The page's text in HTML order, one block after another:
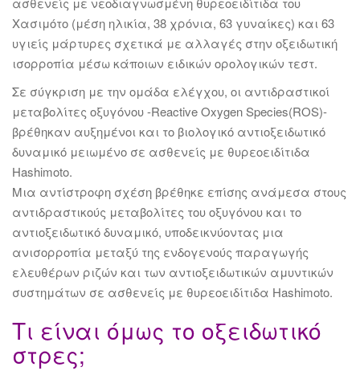
Χασιμότο (μέση ηλικία, 38 χρόνια, 63 γυναίκες) και 63
υγιείς μάρτυρες σχετικά με αλλαγές στην οξειδωτική
ισορροπία μέσω κάποιων ειδικών ορολογικών τεστ.
Σε σύγκριση με την ομάδα ελέγχου, οι αντιδραστικοί
μεταβολίτες οξυγόνου -Reactive Oxygen Species(ROS)-
βρέθηκαν αυξημένοι και το βιολογικό αντιοξειδωτικό
δυναμικό μειωμένο σε ασθενείς με θυρεοειδίτιδα
Hashimoto.
Μια αντίστροφη σχέση βρέθηκε επίσης ανάμεσα στους
αντιδραστικούς μεταβολίτες του οξυγόνου και το
αντιοξειδωτικό δυναμικό, υποδεικνύοντας μια
ανισορροπία μεταξύ της ενδογενούς παραγωγής
ελευθέρων ριζών και των αντιοξειδωτικών αμυντικών
συστημάτων σε ασθενείς με θυρεοειδίτιδα Hashimoto.
Τι είναι όμως το οξειδωτικό
στρες;